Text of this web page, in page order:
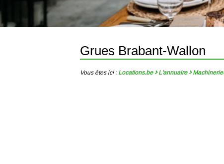
Grues Brabant-Wallon
Vous êtes ici : Locations.be L'annuaire Machinerie